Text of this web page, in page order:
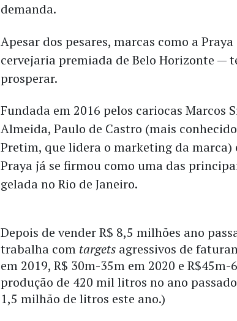
demanda.
Apesar dos pesares, marcas como a
cervejaria premiada de Belo Horizonte —
prosperar.
Fundada em 2016 pelos cariocas Marcos
Almeida, Paulo de Castro (mais
Pretim, que lidera o marketing da marca)
Praya já se firmou como uma das
gelada no Rio de Janeiro.
Depois de vender R$ 8,5 milhões ano
trabalha com targets agressivos de
em 2019, R$ 30m-35m em 2020 e R$45m-
produção de 420 mil litros no ano
1,5 milhão de litros este ano.)